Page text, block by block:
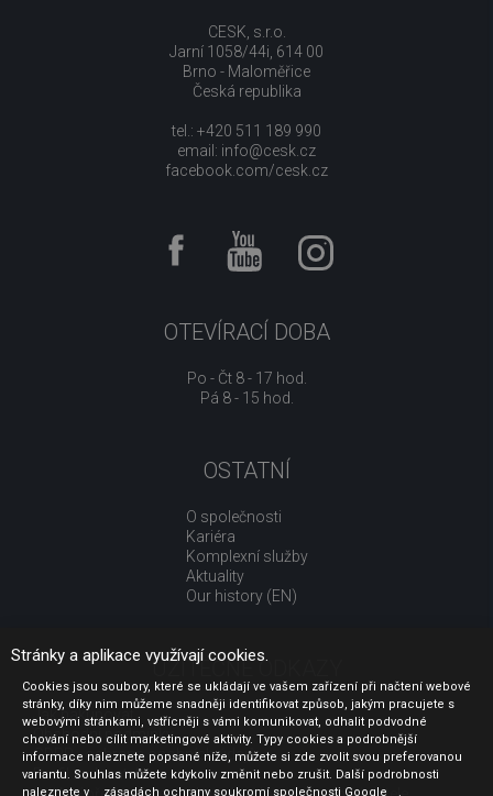
CESK, s.r.o.
Jarní 1058/44i, 614 00
Brno - Maloměřice
Česká republika
tel.: +420 511 189 990
email: info@cesk.cz
facebook.com/cesk.cz
OTEVÍRACÍ DOBA
Po - Čt 8 - 17 hod.
Pá 8 - 15 hod.
OSTATNÍ
O společnosti
Kariéra
Komplexní služby
Aktuality
Our history (EN)
UŽITEČNÉ ODKAZY
Jak nakupovat
Obchodní podmínky
GDPR - ochrana osobních údajů
Profil zadavatele
Stránky a aplikace využívají cookies.
Cookies jsou soubory, které se ukládají ve vašem zařízení při načtení webové
stránky, díky nim můžeme snadněji identifikovat způsob, jakým pracujete s
webovými stránkami, vstřícněji s vámi komunikovat, odhalit podvodné
chování nebo cílit marketingové aktivity. Typy cookies a podrobnější
informace naleznete popsané níže, můžete si zde zvolit svou preferovanou
variantu. Souhlas můžete kdykoliv změnit nebo zrušit. Další podrobnosti
naleznete v
zásadách ochrany soukromí společnosti Google .